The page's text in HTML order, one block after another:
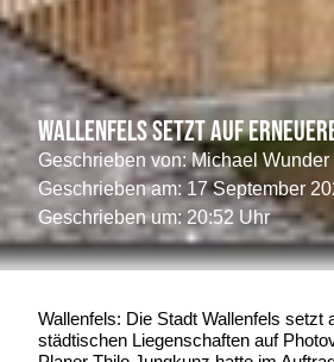
Wallenfels setzt auf
Geschrieben von:Michael Wunder
Geschrieben am: 17 September
Geschrieben um: 20:52 Uhr
Wallenfels: Die Stadt Wallenfels setzt
städtischen Liegenschaften auf